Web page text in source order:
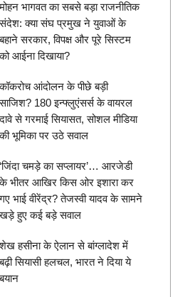
मोहन भागवत का सबसे बड़ा राजनीतिक
संदेश: क्या संघ प्रमुख ने युवाओं के
बहाने सरकार, विपक्ष और पूरे सिस्टम
को आईना दिखाया?
कॉकरोच आंदोलन के पीछे बड़ी
साजिश? 180 इन्फ्लुएंसर्स के वायरल
दावे से गरमाई सियासत, सोशल मीडिया
की भूमिका पर उठे सवाल
‘जिंदा चमड़े का सप्लायर’… आरजेडी
के भीतर आखिर किस ओर इशारा कर
गए भाई वीरेंद्र? तेजस्वी यादव के सामने
खड़े हुए कई बड़े सवाल
शेख हसीना के ऐलान से बांग्लादेश में
बढ़ी सियासी हलचल, भारत ने दिया ये
बयान